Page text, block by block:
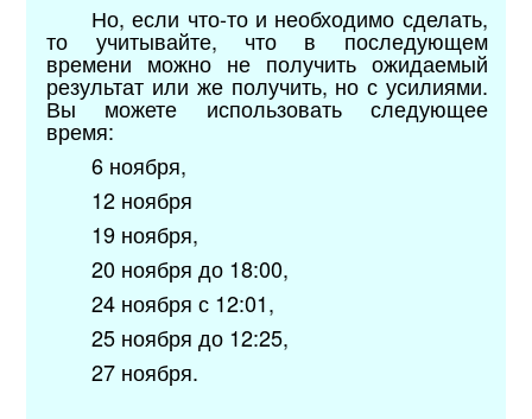
Но, если что-то и необходимо сделать,
то учитывайте, что в последующем
времени можно не получить ожидаемый
результат или же получить, но с усилиями.
Вы можете использовать следующее
время:
6 ноября,
12 ноября
19 ноября,
20 ноября до 18:00,
24 ноября с 12:01,
25 ноября до 12:25,
27 ноября.